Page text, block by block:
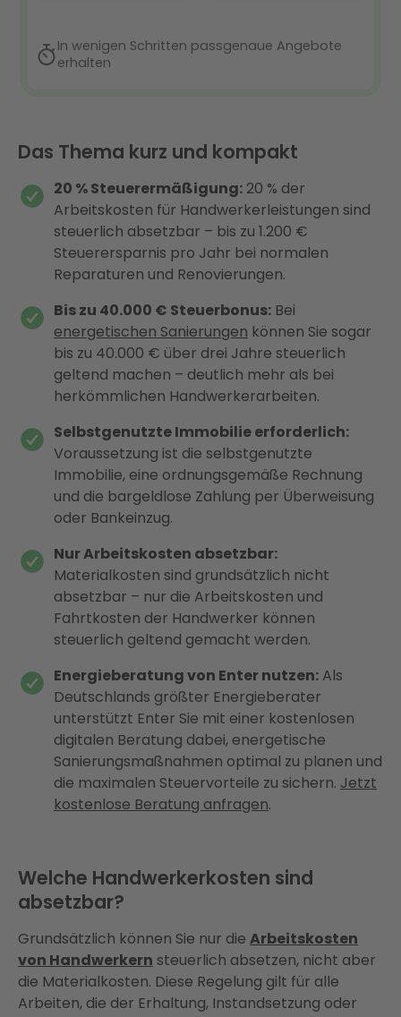
Das Thema kurz und kompakt
20 % Steuerermäßigung: 20 % der
Arbeitskosten für Handwerkerleistungen sind
steuerlich absetzbar – bis zu 1.200 €
Steuerersparnis pro Jahr bei normalen
Reparaturen und Renovierungen.
Bis zu 40.000 € Steuerbonus: Bei
energetischen Sanierungen können Sie sogar
bis zu 40.000 € über drei Jahre steuerlich
geltend machen – deutlich mehr als bei
herkömmlichen Handwerkerarbeiten.
Selbstgenutzte Immobilie erforderlich:
Voraussetzung ist die selbstgenutzte
Immobilie, eine ordnungsgemäße Rechnung
und die bargeldlose Zahlung per Überweisung
oder Bankeinzug.
Nur Arbeitskosten absetzbar:
Materialkosten sind grundsätzlich nicht
absetzbar – nur die Arbeitskosten und
Fahrtkosten der Handwerker können
steuerlich geltend gemacht werden.
Energieberatung von Enter nutzen: Als
Deutschlands größter Energieberater
unterstützt Enter Sie mit einer kostenlosen
digitalen Beratung dabei, energetische
Sanierungsmaßnahmen optimal zu planen und
die maximalen Steuervorteile zu sichern. Jetzt
kostenlose Beratung anfragen.
Welche Handwerkerkosten sind
absetzbar?
Grundsätzlich können Sie nur die Arbeitskosten
von Handwerkern steuerlich absetzen, nicht aber
die Materialkosten. Diese Regelung gilt für alle
Arbeiten, die der Erhaltung, Instandsetzung oder